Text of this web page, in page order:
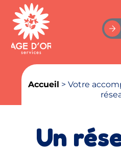
Accueil > Votre
Un